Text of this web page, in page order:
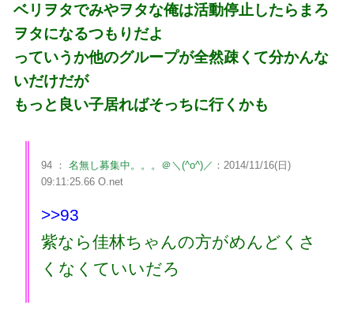
ベリヲタでみやヲタな俺は活動停止したらまろ
ヲタになるつもりだよ
っていうか他のグループが全然疎くて分かんな
いだけだが
もっと良い子居ればそっちに行くかも
94 ： 名無し募集中。。。＠＼(^o^)／ ：2014/11/16(日)
09:11:25.66 O.net
>>93
紫なら佳林ちゃんの方がめんどくさ
くなくていいだろ